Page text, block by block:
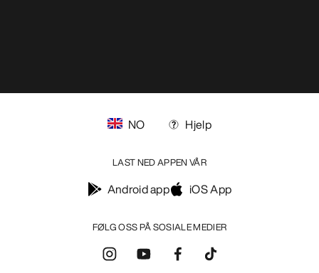
FØLG OSS PÅ SOSIALE MEDIER
NO Hjelp
LAST NED APPEN VÅR
Android app iOS App